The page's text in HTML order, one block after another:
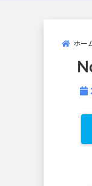
ホー